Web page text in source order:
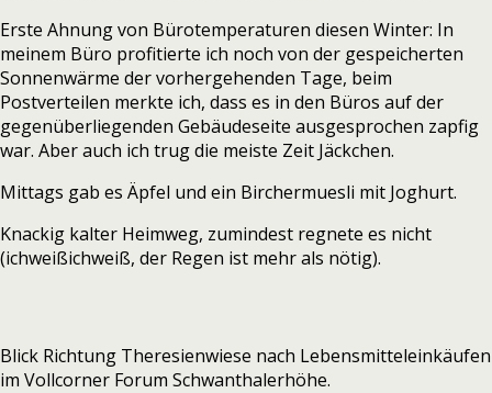
Erste Ahnung von Bürotemperaturen diesen Winter: In
meinem Büro profitierte ich noch von der gespeicherten
Sonnenwärme der vorhergehenden Tage, beim
Postverteilen merkte ich, dass es in den Büros auf der
gegenüberliegenden Gebäudeseite ausgesprochen zapfig
war. Aber auch ich trug die meiste Zeit Jäckchen.
Mittags gab es Äpfel und ein Birchermuesli mit Joghurt.
Knackig kalter Heimweg, zumindest regnete es nicht
(ichweißichweiß, der Regen ist mehr als nötig).
Blick Richtung Theresienwiese nach Lebensmitteleinkäufen
im Vollcorner Forum Schwanthalerhöhe.